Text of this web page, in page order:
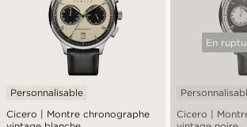
Cicero | Montre chronographe
Personnalisable
En
Cicero |